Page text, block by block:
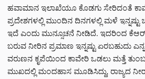
ಹವಾಮಾನ ಇಲಾಖೆಯೂ ಕೊಡಗು ಸೇರಿದಂತೆ
ಪ್ರದೇಶಗಳಲ್ಲಿ ಮುಂದಿನ ದಿನಗಳಲ್ಲಿ ಮಳೆ ಇನ್ನಷ್ಟು
ಇದೆ ಎಂದು ಮುನ್ಸೂಚನೆ ನೀಡಿದೆ. ಇದರಿಂದ
ಬರುವ ನೀರಿನ ಪ್ರಮಾಣ ಇನ್ನಷ್ಟು ಏರಬಹುದು
ವರುಣನ ಕೃಪೆಯಿಂದ ಕಾವೇರಿ ಒಡಲು ಮತ್ತೆ
ಮುಖದಲ್ಲಿ ಮಂದಹಾಸ ಮೂಡಿಸಿದ್ದು, ರಾಜ್ಯದ